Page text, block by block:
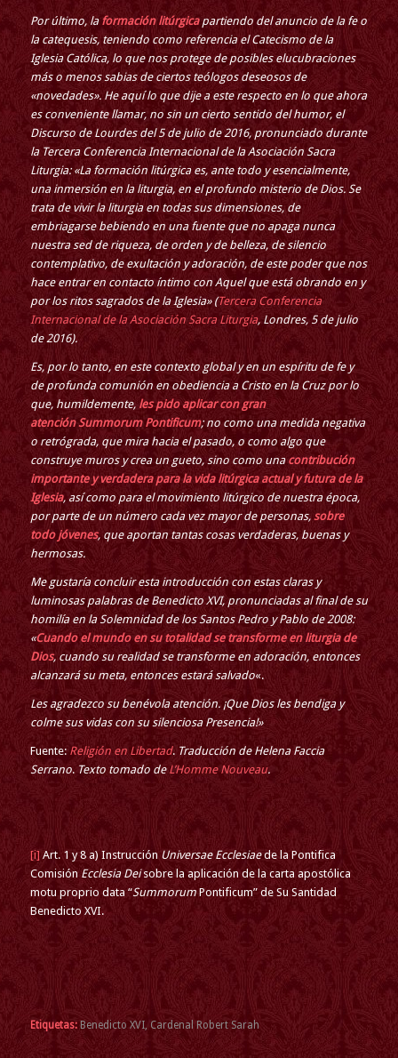
Por último, la formación litúrgicapartiendo del anuncio de la fe o
la catequesis, teniendo como referencia el Catecismo de la
Iglesia Católica, lo que nos protege de posibles elucubraciones
más o menos sabias de ciertos teólogos deseosos de
«novedades». He aquí lo que dije a este respecto en lo que ahora
es conveniente llamar, no sin un cierto sentido del humor, el
Discurso de Lourdes del 5 de julio de 2016, pronunciado durante
la Tercera Conferencia Internacional de la Asociación Sacra
Liturgia: «La formación litúrgica es, ante todo y esencialmente,
una inmersión en la liturgia, en el profundo misterio de Dios. Se
trata de vivir la liturgia en todas sus dimensiones, de
embriagarse bebiendo en una fuente que no apaga nunca
nuestra sed de riqueza, de orden y de belleza, de silencio
contemplativo, de exultación y adoración, de este poder que nos
hace entrar en contacto íntimo con Aquel que está obrando en y
por los ritos sagrados de la Iglesia» (Tercera Conferencia
Internacional de la Asociación Sacra Liturgia, Londres, 5 de julio
de 2016).
Es, por lo tanto, en este contexto global y en un espíritu de fe y
de profunda comunión en obediencia a Cristo en la Cruz por lo
que, humildemente, les pido aplicar con gran
atención Summorum Pontificum; no como una medida negativa
o retrógrada, que mira hacia el pasado, o como algo que
construye muros y crea un gueto, sino como unacontribución
importante y verdadera para la vida litúrgica actual y futura de la
Iglesia, así como para el movimiento litúrgico de nuestra época,
por parte de un número cada vez mayor de personas, sobre
todo jóvenes, que aportan tantas cosas verdaderas, buenas y
hermosas.
Me gustaría concluir esta introducción con estas claras y
luminosas palabras de Benedicto XVI, pronunciadas al final de su
homilía en la Solemnidad de los Santos Pedro y Pablo de 2008:
«Cuando el mundo en su totalidad se transforme en liturgia de
Dios, cuando su realidad se transforme en adoración, entonces
alcanzará su meta, entonces estará salvado«.
Les agradezco su benévola atención. ¡Que Dios les bendiga y
colme sus vidas con su silenciosa Presencia!»
Fuente: Religión en Libertad. Traducción de Helena Faccia
Serrano. Texto tomado de L’Homme Nouveau.
[i] Art. 1 y 8 a) Instrucción Universae Ecclesiaede la Pontifica
ComisiónEcclesia Deisobre la aplicación de la carta apostólica
motu proprio data “Summorum Pontificum” de Su Santidad
Benedicto XVI.
Etiquetas: Benedicto XVI, Cardenal Robert Sarah